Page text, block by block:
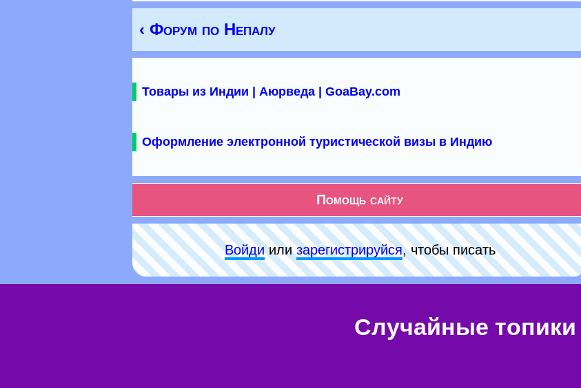
‹ Форум по Непалу
Товары из Индии | Аюрведа | GoaBay.com
Оформление электронной туристической визы в Индию
Помощь сайту
Войдиилизарeгиcтpируйся, чтобы писать
Случайные топики